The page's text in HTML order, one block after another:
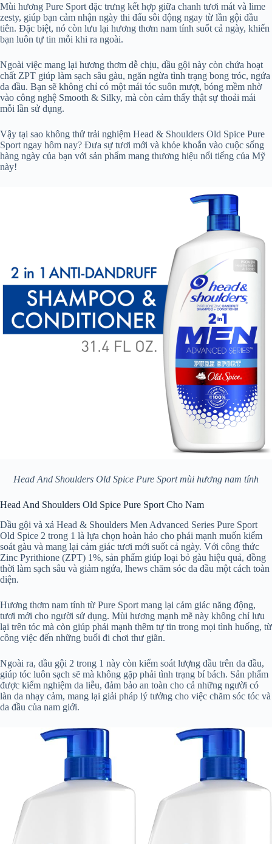
Mùi hương Pure Sport đặc trưng kết hợp giữa chanh tươi mát và lime
zesty, giúp bạn cảm nhận ngày thi đấu sôi động ngay từ lần gội đầu
tiên. Đặc biệt, nó còn lưu lại hương thơm nam tính suốt cả ngày, khiến
bạn luôn tự tin mỗi khi ra ngoài.
Ngoài việc mang lại hương thơm dễ chịu, dầu gội này còn chứa hoạt
chất ZPT giúp làm sạch sâu gàu, ngăn ngừa tình trạng bong tróc, ngứa
da đầu. Bạn sẽ không chỉ có một mái tóc suôn mượt, bóng mềm nhờ
vào công nghệ Smooth & Silky, mà còn cảm thấy thật sự thoải mái
mỗi lần sử dụng.
Vậy tại sao không thử trải nghiệm Head & Shoulders Old Spice Pure
Sport ngay hôm nay? Đưa sự tươi mới và khỏe khoắn vào cuộc sống
hàng ngày của bạn với sản phẩm mang thương hiệu nổi tiếng của Mỹ
này!
Head And Shoulders Old Spice Pure Sport mùi hương nam tính
Head And Shoulders Old Spice Pure Sport Cho Nam
Dầu gội và xả Head & Shoulders Men Advanced Series Pure Sport
Old Spice 2 trong 1 là lựa chọn hoàn hảo cho phái mạnh muốn kiểm
soát gàu và mang lại cảm giác tươi mới suốt cả ngày. Với công thức
Zinc Pyrithione (ZPT) 1%, sản phẩm giúp loại bỏ gàu hiệu quả, đồng
thời làm sạch sâu và giảm ngứa, lhews chăm sóc da đầu một cách toàn
diện.
Hương thơm nam tính từ Pure Sport mang lại cảm giác năng động,
tươi mới cho người sử dụng. Mùi hương mạnh mẽ này không chỉ lưu
lại trên tóc mà còn giúp phái mạnh thêm tự tin trong mọi tình huống, từ
công việc đến những buổi đi chơi thư giãn.
Ngoài ra, dầu gội 2 trong 1 này còn kiểm soát lượng dầu trên da đầu,
giúp tóc luôn sạch sẽ mà không gặp phải tình trạng bí bách. Sản phẩm
được kiểm nghiệm da liễu, đảm bảo an toàn cho cả những người có
làn da nhạy cảm, mang lại giải pháp lý tưởng cho việc chăm sóc tóc và
da đầu của nam giới.